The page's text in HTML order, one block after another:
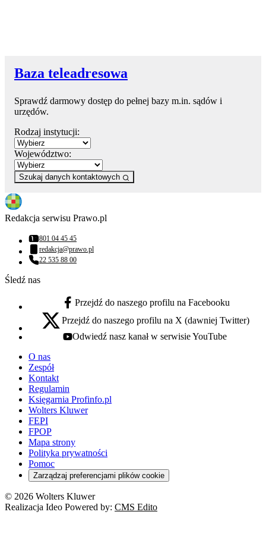
Baza teleadresowa
Sprawdź darmowy dostęp do pełnej bazy m.in. sądów i
urzędów.
Rodzaj instytucji:
Województwo:
Szukaj danych kontaktowych
Redakcja serwisu Prawo.pl
Numer telefonu:
801 04 45 45
Adres email:
redakcja@prawo.pl
Numer telefonu:
22 535 88 00
Śledź nas
facebook - otwiera się w nowej karcie
Przejdź do naszego profilu na Facebooku
x - otwiera się w nowej karcie
Przejdź do naszego profilu na X (dawniej Twitter)
youtube - otwiera się w nowej karcie
Odwiedź nasz kanał w serwisie YouTube
O nas
Zespół
Kontakt
Regulamin
Księgarnia Profinfo.pl
Wolters Kluwer
FEPI
FPOP
Mapa strony
Polityka prywatności
Pomoc
Zarządzaj preferencjami plików cookie
© 2026 Wolters Kluwer
Realizacja Ideo Powered by: CMS Edito